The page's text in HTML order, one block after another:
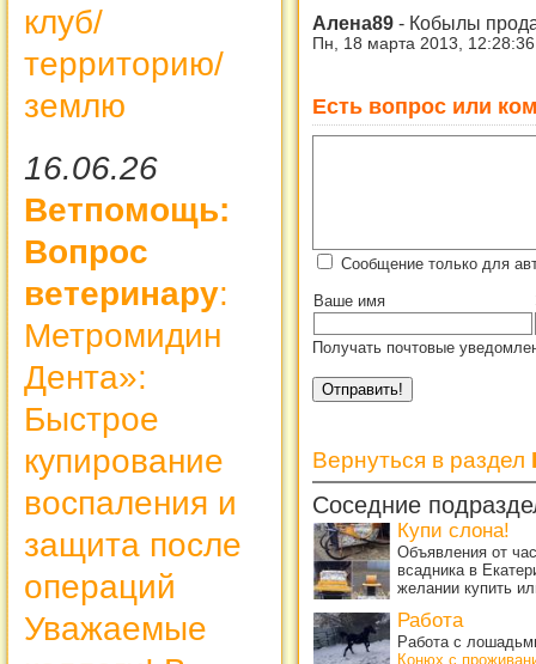
клуб/
территорию/
землю
16.06.26
Ветпомощь:
Вопрос
ветеринару:
Метромидин
Дента»:
Быстрое
купирование
воспаления и
защита после
операций
Уважаемые
Алена89 - Кобылы
Пн, 18 марта 2013,
Есть вопрос или
Сообщение только для
Ваше имя
Получать почтовые
Вернуться в раздел
Соседние
Купи слона!
Объявления от
всадника в
желании купить
Работа
Работа с
Конюх с